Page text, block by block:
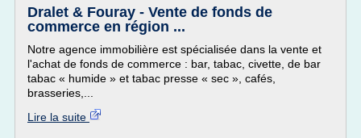
Dralet & Fouray - Vente de fonds de
commerce en région ...
Notre agence immobilière est spécialisée dans la vente et
l'achat de fonds de commerce : bar, tabac, civette, de bar
tabac « humide » et tabac presse « sec », cafés,
brasseries,...
Lire la suite